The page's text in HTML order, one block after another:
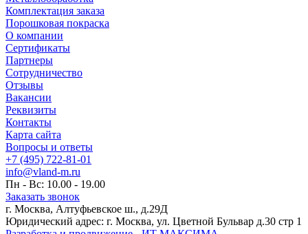
Комплектация заказа
Порошковая покраска
О компании
Сертификаты
Партнеры
Сотрудничество
Отзывы
Вакансии
Реквизиты
Контакты
Карта сайта
Вопросы и ответы
+7 (495) 722-81-01
info@vland-m.ru
Пн - Вс: 10.00 - 19.00
Заказать звонок
г. Москва, Алтуфьевское ш., д.29Д
Юридический адрес: г. Москва, ул. Цветной Бульвар д.30 стр 1